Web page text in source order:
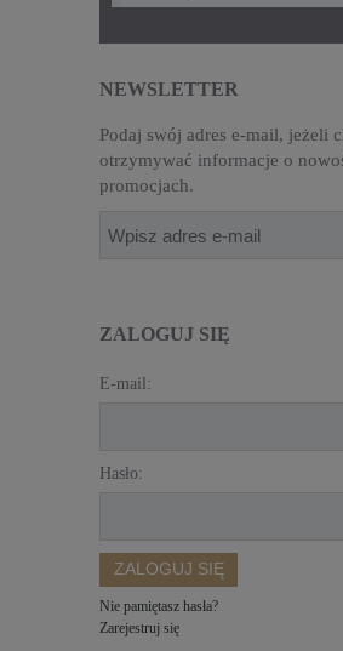
NEWSLETTER
Podaj swój adres e-mail, jeżeli
otrzymywać informacje o
promocjach.
ZALOGUJ SIĘ
E-mail:
Hasło:
ZALOGUJ SIĘ
Nie pamiętasz hasła?
Zarejestruj się